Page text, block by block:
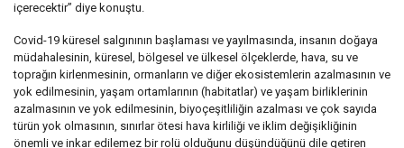
içerecektir” diye konuştu.
Covid-19 küresel salgınının başlaması ve yayılmasında, insanın doğaya
müdahalesinin, küresel, bölgesel ve ülkesel ölçeklerde, hava, su ve
toprağın kirlenmesinin, ormanların ve diğer ekosistemlerin azalmasının ve
yok edilmesinin, yaşam ortamlarının (habitatlar) ve yaşam birliklerinin
azalmasının ve yok edilmesinin, biyoçeşitliliğin azalması ve çok sayıda
türün yok olmasının, sınırlar ötesi hava kirliliği ve iklim değişikliğinin
önemli ve inkar edilemez bir rolü olduğunu düşündüğünü dile getiren